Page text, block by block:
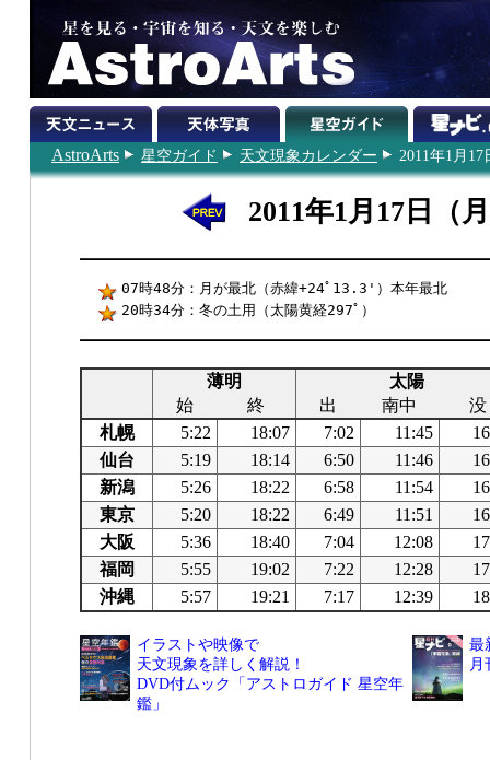
AstroArts 星空ガイド 天文現象カレンダー 2011年1月17
2011年1月17日（
07時48分：月が最北（赤緯+24ﾟ13.3'）本年最北
20時34分：冬の土用（太陽黄経297ﾟ）
薄明
太陽
始
終 出 南中
没
札幌
5:22 18:07 7:02 11:45
仙台
5:19 18:14 6:50 11:46
新潟
5:26 18:22 6:58 11:54
東京
5:20 18:22 6:49 11:51
大阪
5:36 18:40 7:04 12:08
福岡
5:55 19:02 7:22 12:28
沖縄
5:57 19:21 7:17 12:39
イラストや映像で
天文現象を詳しく解説！
DVD付ムック「アストロガイド 星空年
鑑」
最
月